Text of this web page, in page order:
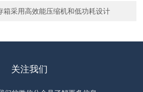
箱采用高效能压缩机和低功耗设计
关注我们